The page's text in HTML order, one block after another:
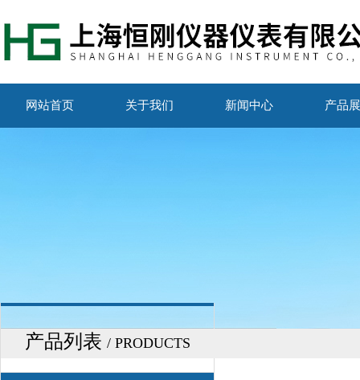
网站首页 关于我们 新闻中心 产品
产品列表 / PRODUCTS